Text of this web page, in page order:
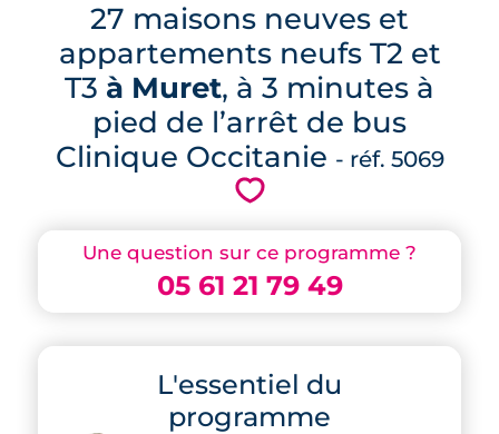
Une question sur ce programme ?
05 61 21 79 49
L'essentiel du
programme
27 maisons neuves et
appartements neufs T2 et
T3 à Muret, à 3 minutes à
pied de l’arrêt de bus
Clinique Occitanie - réf. 5069
💗